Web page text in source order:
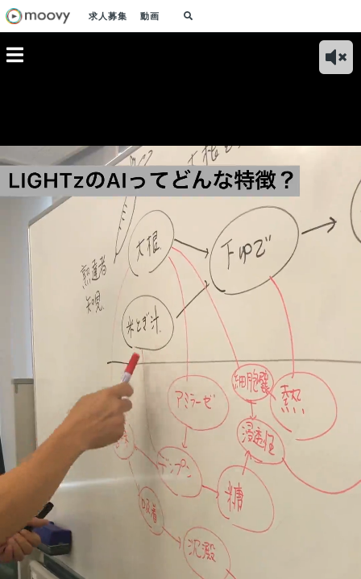
求人募集 動画
りに貢
のこの
私がベンチャー企業
のLIGHTzに入社を
決めた理由【採用動
社長が心配する程、
LIGHTz って〇〇な
んです！【採用動
15年間のフランス在
住を経て、AIベンチ
ャーのLIGHTzに入
社した理由【採用動